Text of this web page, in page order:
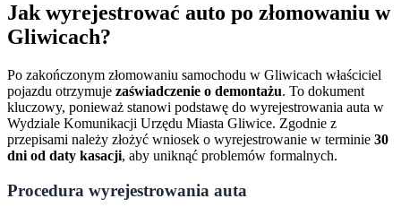
Jak wyrejestrować auto po złomowaniu w
Gliwicach?
Po zakończonym złomowaniu samochodu w Gliwicach właściciel
pojazdu otrzymuje zaświadczenie o demontażu. To dokument
kluczowy, ponieważ stanowi podstawę do wyrejestrowania auta w
Wydziale Komunikacji Urzędu Miasta Gliwice. Zgodnie z
przepisami należy złożyć wniosek o wyrejestrowanie w terminie 30
dni od daty kasacji, aby uniknąć problemów formalnych.
Procedura wyrejestrowania auta